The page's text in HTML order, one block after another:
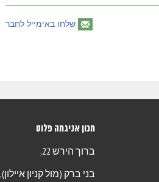
שלחו באימייל לחבר
מכון אניגמה פלוס
ברוך הירש 22,
בני ברק (מול קניון איילון),